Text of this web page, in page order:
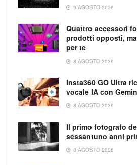
9 AGOSTO 2026
Quattro accessori
prodotti opposti,
per te
8 AGOSTO 2026
Insta360 GO Ultra
vocale IA con
8 AGOSTO 2026
Il primo fotografo
sessantuno anni
8 AGOSTO 2026